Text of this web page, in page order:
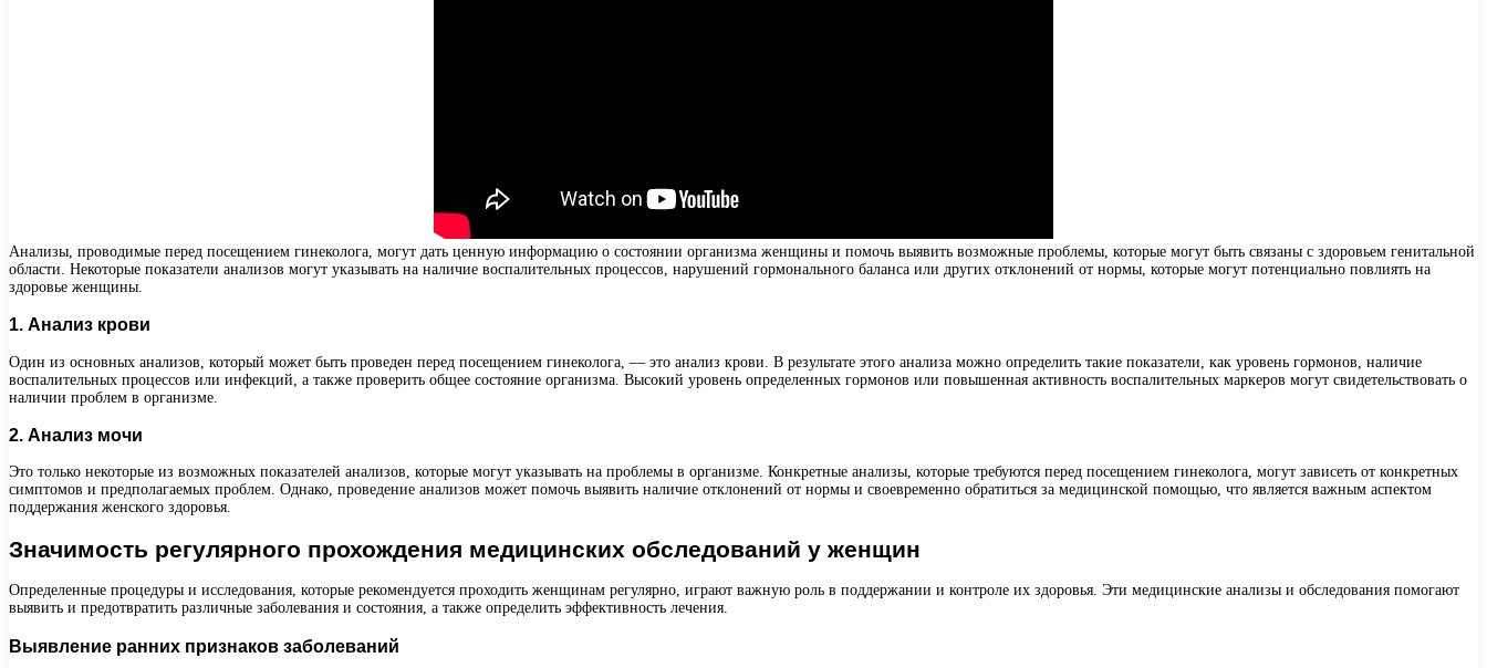
Анализы, проводимые перед посещением гинеколога, могут дать ценную информацию о состоянии организма женщины и помочь выявить возможные проблемы, которые могут быть связаны с здоровьем генитальной
области. Некоторые показатели анализов могут указывать на наличие воспалительных процессов, нарушений гормонального баланса или других отклонений от нормы, которые могут потенциально повлиять на
здоровье женщины.
1. Анализ крови
Один из основных анализов, который может быть проведен перед посещением гинеколога, — это анализ крови. В результате этого анализа можно определить такие показатели, как уровень гормонов, наличие
воспалительных процессов или инфекций, а также проверить общее состояние организма. Высокий уровень определенных гормонов или повышенная активность воспалительных маркеров могут свидетельствовать о
наличии проблем в организме.
2. Анализ мочи
Это только некоторые из возможных показателей анализов, которые могут указывать на проблемы в организме. Конкретные анализы, которые требуются перед посещением гинеколога, могут зависеть от конкретных
симптомов и предполагаемых проблем. Однако, проведение анализов может помочь выявить наличие отклонений от нормы и своевременно обратиться за медицинской помощью, что является важным аспектом
поддержания женского здоровья.
Значимость регулярного прохождения медицинских обследований у женщин
Определенные процедуры и исследования, которые рекомендуется проходить женщинам регулярно, играют важную роль в поддержании и контроле их здоровья. Эти медицинские анализы и обследования помогают
выявить и предотвратить различные заболевания и состояния, а также определить эффективность лечения.
Выявление ранних признаков заболеваний